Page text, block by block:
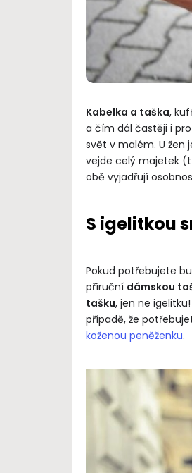
Kabelka a taška,
a čím dál častěji i
svět v malém. U žen
vejde celý majetek
obě vyjadřují
S igelitkou
Pokud potřebujete
příruční dámskou
tašku, jen ne
případě, že
koženou peněženku.